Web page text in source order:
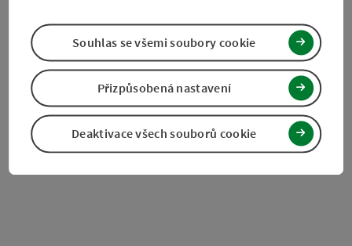
Privatzimmer und Blockhaus Kern
chata, soukromý pokoj
Nacházíme se přímo v centru obce Kaltenberg a ležíme přímo
na Johannesweg. Můžete přespat buď v našich
dvoulůžkových pokojích, nebo v dřevěné chatě. Tam je k
dispozici 6 postelí s prostorovým oddělením. Dále vám je k
domácí zvířata povolena
Deaktivace všech souborů cookie
Přizpůsobená nastavení
Souhlas se všemi soubory cookie